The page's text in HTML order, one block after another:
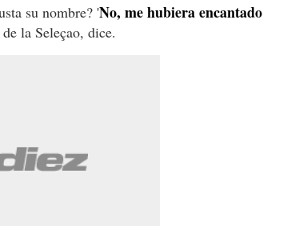
su nombre? 'No, me hubiera encantado
la Seleçao, dice.